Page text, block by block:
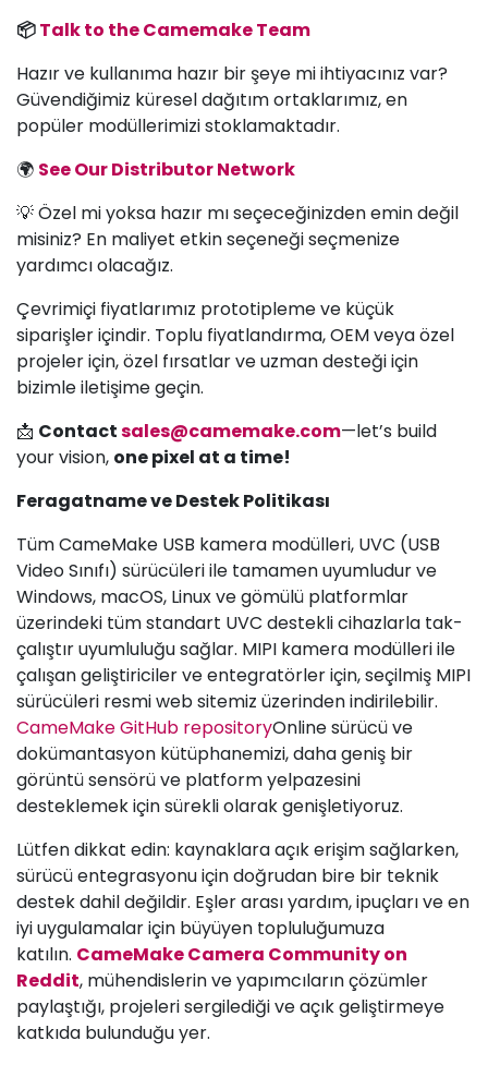
📦Talk to the Camemake Team
Hazır ve kullanıma hazır bir şeye mi ihtiyacınız var?
Güvendiğimiz küresel dağıtım ortaklarımız, en
popüler modüllerimizi stoklamaktadır.
🌍 See Our Distributor Network
💡 Özel mi yoksa hazır mı seçeceğinizden emin değil
misiniz? En maliyet etkin seçeneği seçmenize
yardımcı olacağız.
Çevrimiçi fiyatlarımız prototipleme ve küçük
siparişler içindir. Toplu fiyatlandırma, OEM veya özel
projeler için, özel fırsatlar ve uzman desteği için
bizimle iletişime geçin.
📩 Contactsales@camemake.com—let’s build
your vision, one pixel at a time!
Feragatname ve Destek Politikası
Tüm CameMake USB kamera modülleri, UVC (USB
Video Sınıfı) sürücüleri ile tamamen uyumludur ve
Windows, macOS, Linux ve gömülü platformlar
üzerindeki tüm standart UVC destekli cihazlarla tak-
çalıştır uyumluluğu sağlar. MIPI kamera modülleri ile
çalışan geliştiriciler ve entegratörler için, seçilmiş MIPI
sürücüleri resmi web sitemiz üzerinden indirilebilir.
CameMake GitHub repositoryOnline sürücü ve
dokümantasyon kütüphanemizi, daha geniş bir
görüntü sensörü ve platform yelpazesini
desteklemek için sürekli olarak genişletiyoruz.
Lütfen dikkat edin: kaynaklara açık erişim sağlarken,
sürücü entegrasyonu için doğrudan bire bir teknik
destek dahil değildir. Eşler arası yardım, ipuçları ve en
iyi uygulamalar için büyüyen topluluğumuza
katılın. CameMake Camera Community on
Reddit, mühendislerin ve yapımcıların çözümler
paylaştığı, projeleri sergilediği ve açık geliştirmeye
katkıda bulunduğu yer.